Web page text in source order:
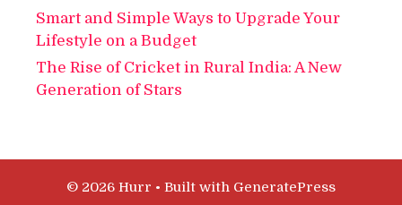
Smart and Simple Ways to Upgrade Your
Lifestyle on a Budget
The Rise of Cricket in Rural India: A New
Generation of Stars
© 2026 Hurr • Built with GeneratePress